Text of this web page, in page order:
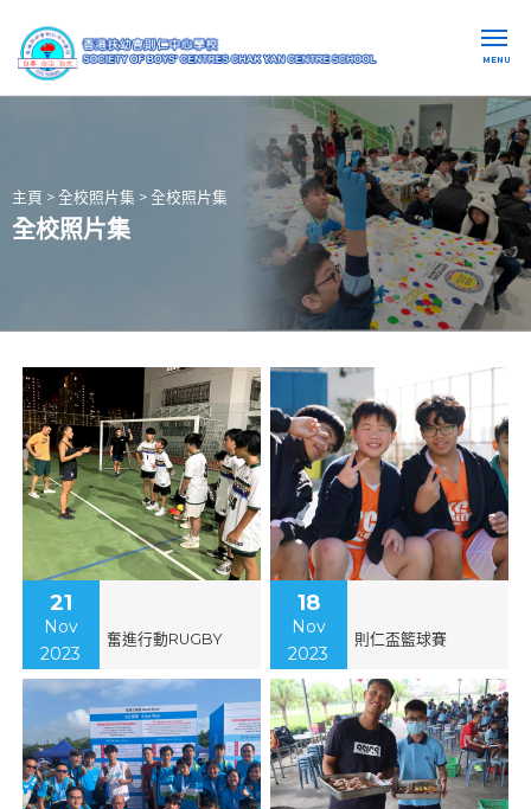
MENU
主頁 > 全校照片集 > 全校照片集
全校照片集
21
Nov
2023
奮進行動RUGBY
18
Nov
2023
則仁盃籃球賽